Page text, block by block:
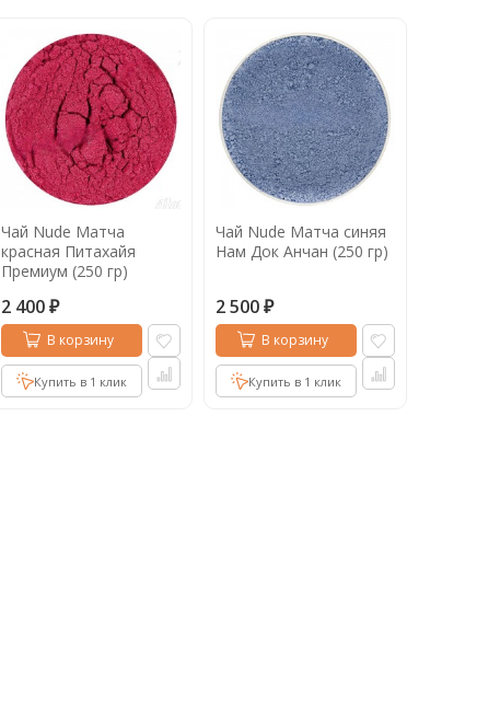
Чай Nude Матча
красная Питахайя
Премиум (250 гр)
2 400 ₽
В корзину
Купить в 1 клик
Чай Nude Матча синяя
Нам Док Анчан (250 гр)
2 500 ₽
В корзину
Купить в 1 клик